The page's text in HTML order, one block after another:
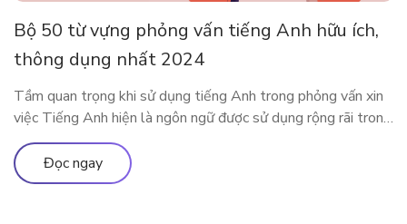
Bộ 50 từ vựng phỏng vấn tiếng Anh hữu ích,
thông dụng nhất 2024
Tầm quan trọng khi sử dụng tiếng Anh trong phỏng vấn xin
việc Tiếng Anh hiện là ngôn ngữ được sử dụng rộng rãi trong
cả giao tiếp đời sống cũng như trong công việc. Rất nhiều các
doanh nghiệp đã liệt kê tiếng Anh như một yêu cầu quan
trọng trong bản mô tả […]
Đọc ngay